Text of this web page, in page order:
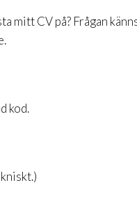
mitt CV på? Frågan
kod.